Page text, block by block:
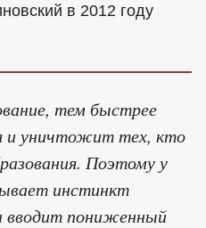
в 2012 году
тем быстрее
и уничтожит тех, кто
Поэтому у
инстинкт
вводит пониженный